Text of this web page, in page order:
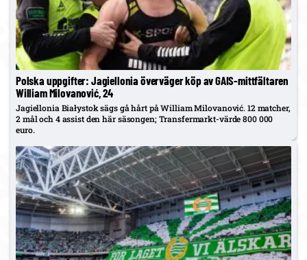
Polska uppgifter: Jagiellonia överväger köp av GAIS-mittfältaren
William Milovanović, 24
Jagiellonia Białystok sägs gå hårt på William Milovanović. 12 matcher,
2 mål och 4 assist den här säsongen; Transfermarkt-värde 800 000
euro.